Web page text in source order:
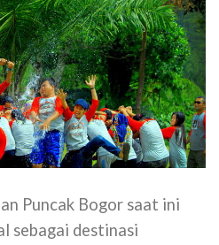
Puncak Bogor saat ini
sebagai destinasi